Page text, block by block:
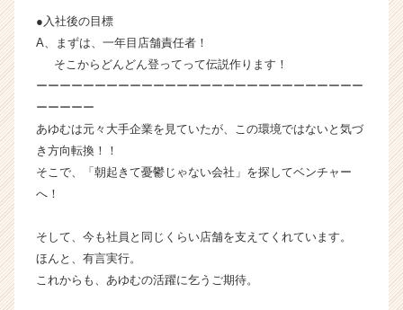
●入社後の目標
A、まずは、一年目店舗責任者！
そこからどんどん登ってって伝説作ります！
ーーーーーーーーーーーーーーーーーーーーーーーーーーーー
ーーーーー
あゆむは元々大手企業を見ていたが、この環境ではないと気づ
き方向転換！！
そこで、「朝起きて憂鬱じゃない会社」を探してベンチャー
へ！
そして、今も社員と同じくらい店舗を支えてくれています。
ほんと、有言実行。
これからも、あゆむの活躍に乞うご期待。